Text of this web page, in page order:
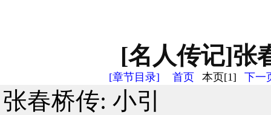
[名人传记]张
[章节目录] 首页 本页[1] 下一
张春桥传: 小引